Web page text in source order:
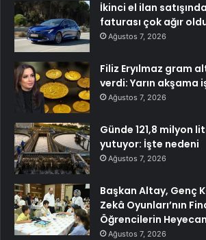
İkinci el ilan
faturası çok ağır
Ağustos 7, 2026
Filiz Eryılmaz gram
verdi: Yarın akşama
Ağustos 7, 2026
Günde 121,8 milyon
yutuyor: İşte nedeni
Ağustos 7, 2026
Başkan Altay, Genç
Zekâ Oyunları’nın
Öğrencilerin
Ağustos 7, 2026